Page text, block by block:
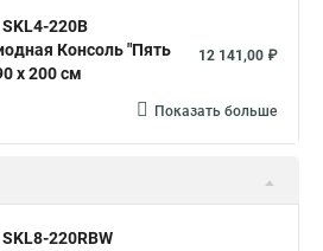
220B
Консоль "Пять
x 200 см
12 141,00 ₽
Показать больше
220RBW